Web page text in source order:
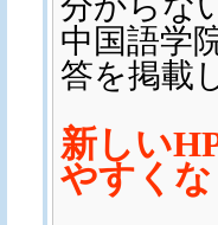
中国語学
答を掲載
新しい
やすく